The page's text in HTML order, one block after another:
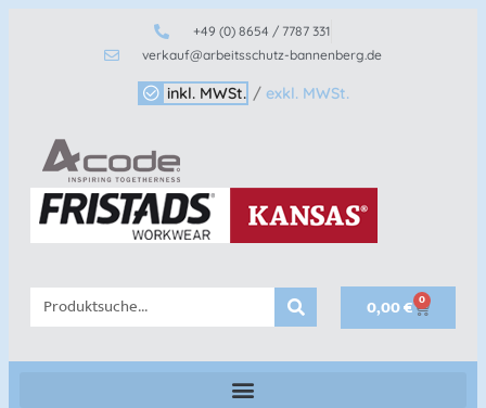
+49 (0) 8654 / 7787 331
verkauf@arbeitsschutz-bannenberg.de
inkl. MWSt. / exkl. MWSt.
0,00€ 0